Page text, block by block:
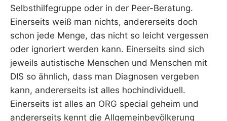
Selbsthilfegruppe oder in der Peer-Beratung.
Einerseits weiß man nichts, andererseits doch
schon jede Menge, das nicht so leicht vergessen
oder ignoriert werden kann. Einerseits sind sich
jeweils autistische Menschen und Menschen mit
DIS so ähnlich, dass man Diagnosen vergeben
kann, andererseits ist alles hochindividuell.
Einerseits ist alles an ORG special geheim und
andererseits kennt die Allgemeinbevölkerung